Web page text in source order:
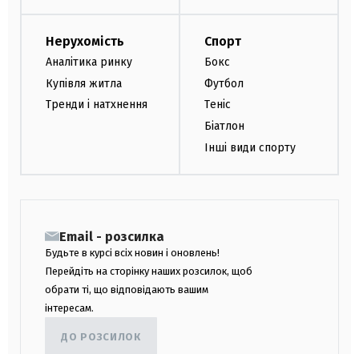
Нерухомість
Аналітика ринку
Купівля житла
Тренди і натхнення
Спорт
Бокс
Футбол
Теніс
Біатлон
Інші види спорту
Email - розсилка
Будьте в курсі всіх новин і оновлень!
Перейдіть на сторінку наших розсилок, щоб
обрати ті, що відповідають вашим
інтересам.
ДО РОЗСИЛОК